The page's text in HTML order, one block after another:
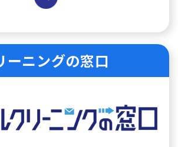
ーニングの窓口